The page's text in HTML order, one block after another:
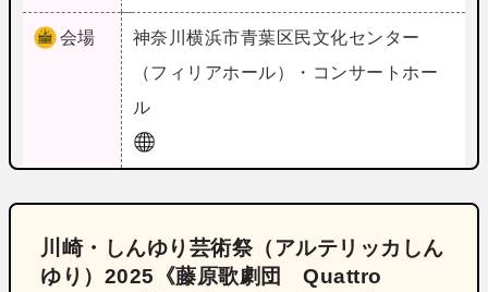
会場 神奈川横浜市青葉区民文化センター
（フィリアホール）・コンサートホー
ル
川崎・しんゆり芸術祭（アルテリッカしん
ゆり）2025《藤原歌劇団 Quattro